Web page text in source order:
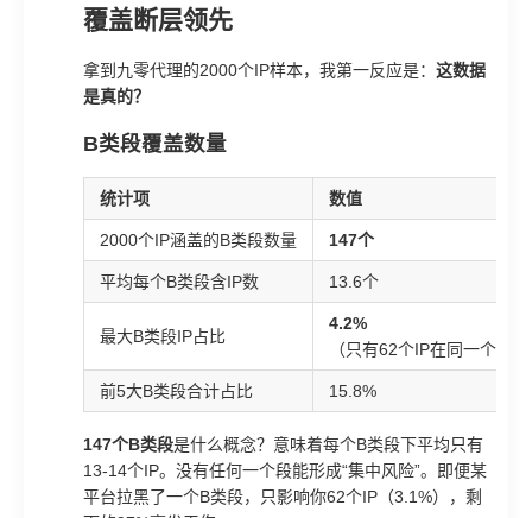
覆盖断层领先
拿到九零代理的2000个IP样本，我第一反应是： 这数据
是真的？
B类段覆盖数量
统计项 数值
2000个IP涵盖的B类段数量 147个
平均每个B类段含IP数 13.6个
最大B类段IP占比
4.2%
（只有62个IP在同一个B类
前5大B类段合计占比 15.8%
147个B类段是什么概念？意味着每个B类段下平均只有
13-14个IP。没有任何一个段能形成“集中风险”。即便某
平台拉黑了一个B类段，只影响你62个IP（3.1%），剩